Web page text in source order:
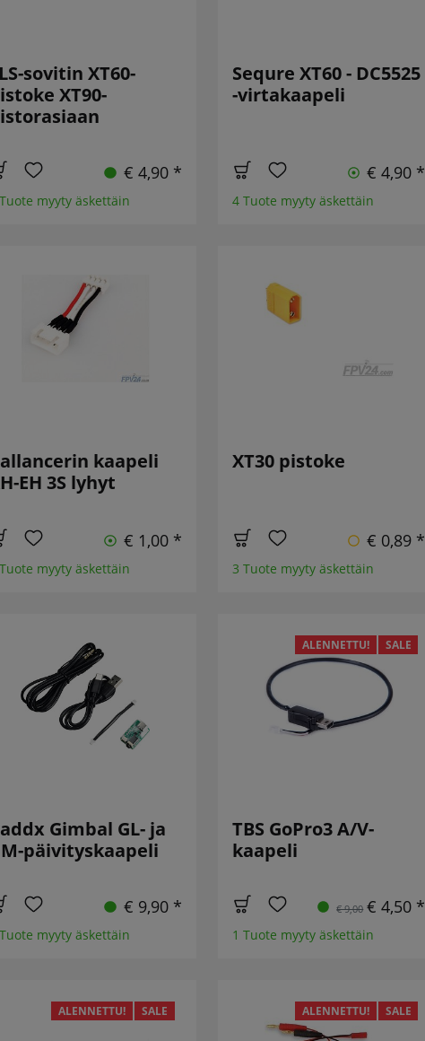
sovitin XT60-
XT90-
€ 4,90 *
myyty äskettäin
Sequre XT60 - DC5525
-virtakaapeli
€ 4,90 *
4 Tuote myyty äskettäin
kaapeli
EH 3S lyhyt
€ 1,00 *
myyty äskettäin
XT30 pistoke
€ 0,89 *
3 Tuote myyty äskettäin
Gimbal GL- ja
päivityskaapeli
€ 9,90 *
myyty äskettäin
ALENNETTU! SALE
TBS GoPro3 A/V-
kaapeli
€ 9,00 € 4,50 *
1 Tuote myyty äskettäin
ALENNETTU! SALE ALENNETTU! SALE